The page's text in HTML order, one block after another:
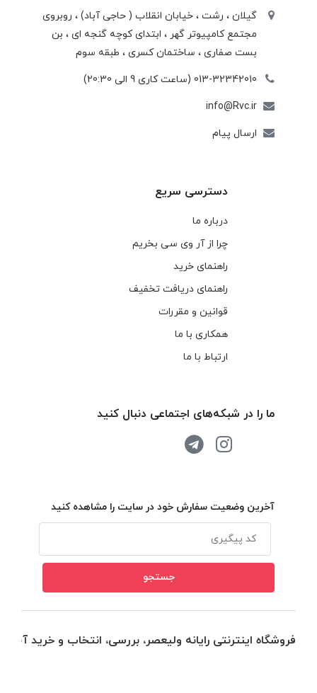
گیلان ، رشت ، خيابان انقلاب ( حاجی آباد) ، روبروی
مجتمع كامپيوتر گهر ، ابتدای كوچه گنجه ای ، بن
بست صفاری ، ساختمان كسری ، طبقه سوم
013-32342010 (ساعت کاری 9 الی 20:30)
info@Rvc.ir
ارسال پیام
دسترسی سریع
درباره ما
چرا از آر وی سی بخریم
راهنمای خرید
راهنمای دریافت تخفیف
قوانین و مقررات
همکاری با ما
ارتباط با ما
ما را در شبکه‌های اجتماعی دنبال کنید
آخرین وضعیت سفارش خود در سایت را مشاهده کنید
فروشگاه اینترنتی رایانه ولیعصر، بررسی، انتخاب و خرید